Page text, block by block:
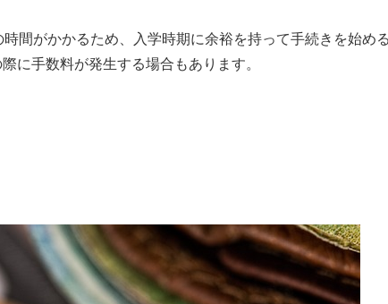
間がかかるため、入学時期に余裕を持って手続きを始め
に手数料が発生する場合もあります。